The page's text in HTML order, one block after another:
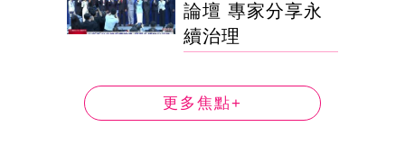
論壇 專家分享永
續治理
更多焦點+